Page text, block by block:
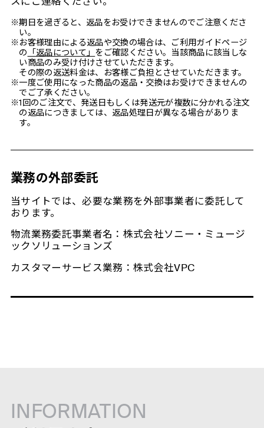
スにご連絡ください。
※期日を過ぎると、返品をお受けできませんのでご注意くださ
い。
※お客様理由による返品や交換の場合は、ご利用ガイドページ
の
「返品について」
をご確認ください。当該商品に該当しな
い商品のみ受け付けさせていただきます。
その際の返送料金は、お客様ご負担とさせていただきます。
※一度ご使用になった商品の返品・交換はお受けできませんの
でご了承ください。
※1回のご注文で、発送日もしくは発送元が複数に分かれる注文
の返品につきましては、返品処理日が異なる場合がありま
す。
業務の外部委託
当サイトでは、必要な業務を外部事業者に委託して
おります。
物流業務委託事業者名：株式会社ソニー・ミュージ
ックソリューションズ
カスタマーサービス業務：株式会社VPC
INFORMATION